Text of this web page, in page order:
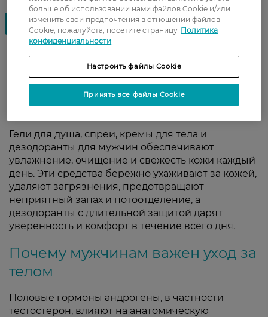
Мужская косметика для тела —
ежедневный уход, свежесть и
комфорт
Гели для душа, спреи, кремы для тела и
дезодоранты для мужчин обеспечивают
увлажнение, очищение и свежесть кожи каждый
день. Эти средства бережно ухаживают за кожей,
удаляют загрязнения, предотвращают
неприятный запах и потоотделение, а
дезодоранты с длительной защитой дарят
уверенность и комфорт в течение всего дня.
Почему мужчинам важен уход за
телом
Половые гормоны андрогены, в частности
тестостерон, влияют на анатомическую
больше об использовании нами файлов Cookie и/или
изменить свои предпочтения в отношении файлов
Cookie, пожалуйста, посетите страницу Политика
конфиденциальности
Настроить файлы Cookie
Принять все файлы Cookie